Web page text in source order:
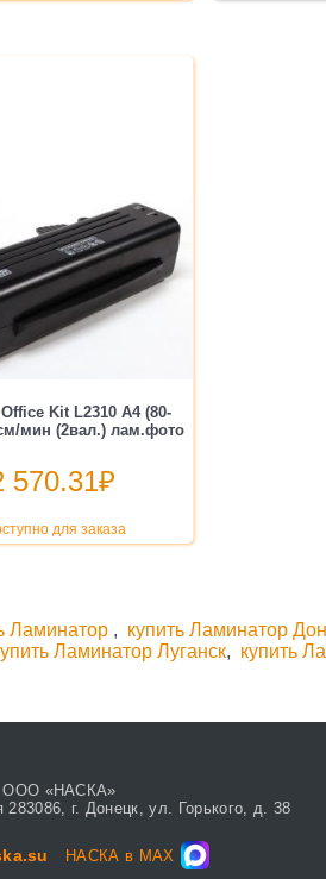
Kit L2310 A4 (80-
мин (2вал.) лам.фото
570.31₽
для заказа
Ламинатор , купить Ламинатор
Ламинатор Луганск, купить
ООО «НАСКА»
283086, г. Донецк, ул. Горького, д. 38
НАСКА в MAX